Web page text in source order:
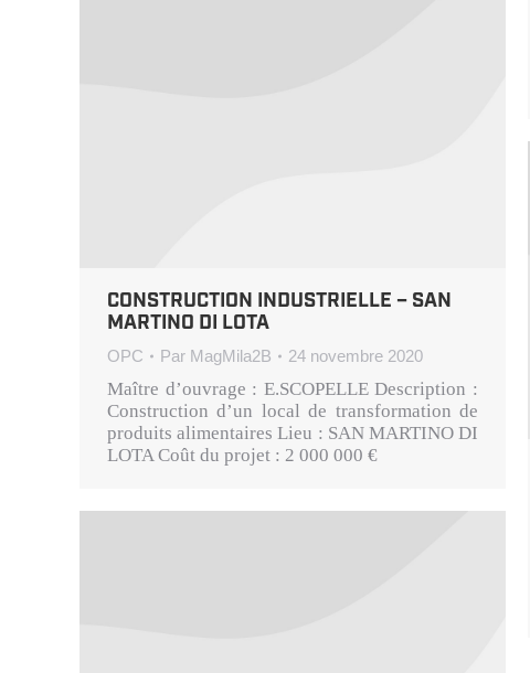
CONSTRUCTION INDUSTRIELLE – SAN
MARTINO DI LOTA
OPC Par MagMila2B 24 novembre 2020
Maître d’ouvrage : E.SCOPELLE Description :
Construction d’un local de transformation de
produits alimentaires Lieu : SAN MARTINO DI
LOTA Coût du projet : 2 000 000 €